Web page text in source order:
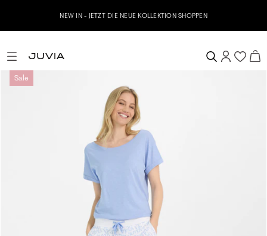
NEW IN - JETZT DIE NEUE KOLLEKTION SHOPPEN
Sale